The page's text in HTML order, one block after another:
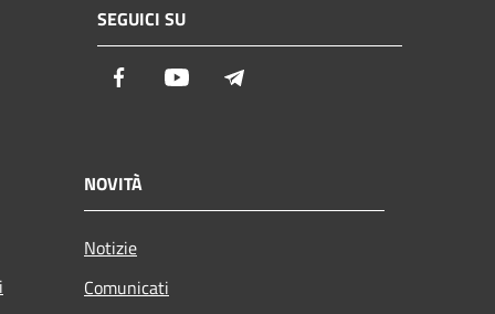
SEGUICI SU
Facebook Youtube
NOVITÀ
Notizie
Comunicati